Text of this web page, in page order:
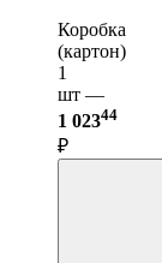
Коробка
(картон)
1
шт —
1 02344
₽